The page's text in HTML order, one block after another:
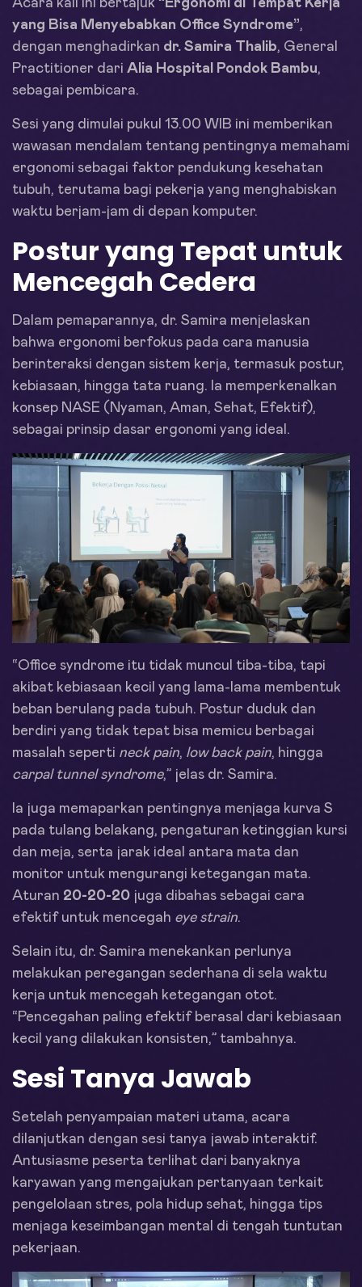
Acara kali ini bertajuk “Ergonomi di Tempat Kerja
yang Bisa Menyebabkan Office Syndrome”,
dengan menghadirkan dr. Samira Thalib, General
Practitioner dari Alia Hospital Pondok Bambu,
sebagai pembicara.
Sesi yang dimulai pukul 13.00 WIB ini memberikan
wawasan mendalam tentang pentingnya memahami
ergonomi sebagai faktor pendukung kesehatan
tubuh, terutama bagi pekerja yang menghabiskan
waktu berjam-jam di depan komputer.
Postur yang Tepat untuk
Mencegah Cedera
Dalam pemaparannya, dr. Samira menjelaskan
bahwa ergonomi berfokus pada cara manusia
berinteraksi dengan sistem kerja, termasuk postur,
kebiasaan, hingga tata ruang. Ia memperkenalkan
konsep NASE (Nyaman, Aman, Sehat, Efektif),
sebagai prinsip dasar ergonomi yang ideal.
“Office syndrome itu tidak muncul tiba-tiba, tapi
akibat kebiasaan kecil yang lama-lama membentuk
beban berulang pada tubuh. Postur duduk dan
berdiri yang tidak tepat bisa memicu berbagai
masalah seperti neck pain, low back pain, hingga
carpal tunnel syndrome,” jelas dr. Samira.
Ia juga memaparkan pentingnya menjaga kurva S
pada tulang belakang, pengaturan ketinggian kursi
dan meja, serta jarak ideal antara mata dan
monitor untuk mengurangi ketegangan mata.
Aturan 20-20-20 juga dibahas sebagai cara
efektif untuk mencegah eye strain.
Selain itu, dr. Samira menekankan perlunya
melakukan peregangan sederhana di sela waktu
kerja untuk mencegah ketegangan otot.
“Pencegahan paling efektif berasal dari kebiasaan
kecil yang dilakukan konsisten,” tambahnya.
Sesi Tanya Jawab
Setelah penyampaian materi utama, acara
dilanjutkan dengan sesi tanya jawab interaktif.
Antusiasme peserta terlihat dari banyaknya
karyawan yang mengajukan pertanyaan terkait
pengelolaan stres, pola hidup sehat, hingga tips
menjaga keseimbangan mental di tengah tuntutan
pekerjaan.